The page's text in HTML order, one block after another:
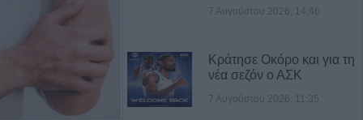
7 Αυγούστου 2026, 14:46
Κράτησε Οκόρο και για τη
νέα σεζόν ο ΑΣΚ
7 Αυγούστου 2026, 11:35